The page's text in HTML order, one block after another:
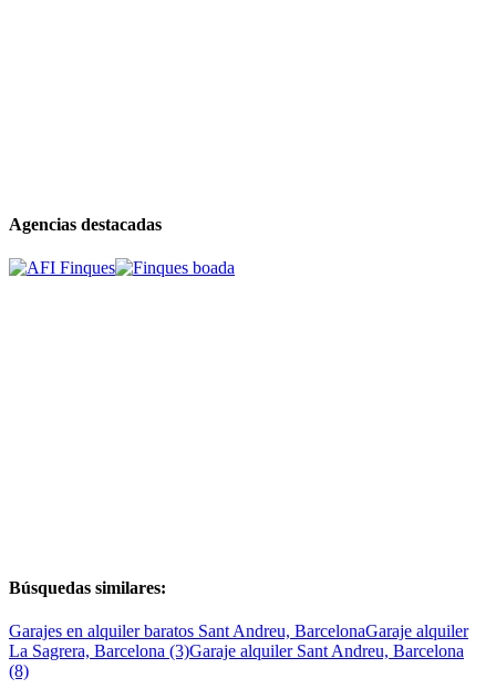
Agencias destacadas
Búsquedas similares:
Garajes en alquiler baratos Sant Andreu, BarcelonaGaraje alquiler
La Sagrera, Barcelona (3)Garaje alquiler Sant Andreu, Barcelona
(8)